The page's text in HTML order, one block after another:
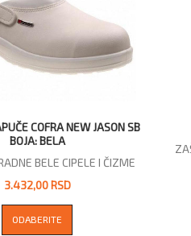
COFRA NEW JASON SB
BOJA: BELA
BELE CIPELE I ČIZME
3.432,00 RSD
ODABERITE